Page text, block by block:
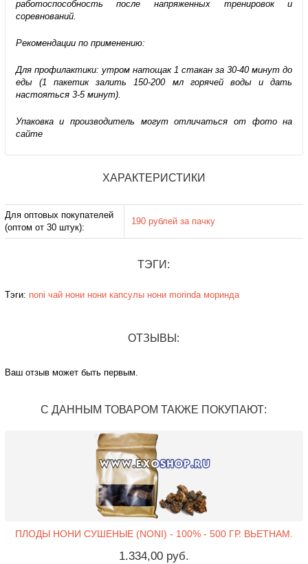
работоспособность после напряженных тренировок и
соревнований.
Рекомендации по применению:
Для профилактики: утром натощак 1 стакан за 30-40 минут до
еды (1 пакетик залить 150-200 мл горячей воды и дать
настояться 3-5 минут).
Упаковка и производитель могут отличаться от фото на
сайте
ХАРАКТЕРИСТИКИ
Для оптовых покупателей
(оптом от 30 штук):
190 рублей за пачку
ТЭГИ:
Тэги: noni чай нони нони капсулы нони morinda моринда
ОТЗЫВЫ:
Ваш отзыв может быть первым.
С ДАННЫМ ТОВАРОМ ТАКЖЕ ПОКУПАЮТ:
ПЛОДЫ НОНИ СУШЕНЫЕ (NONI) - 100% - 500 ГР. ВЬЕТНАМ.
1.334,00 руб.